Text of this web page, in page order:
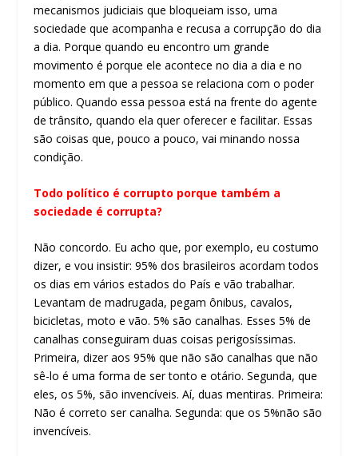
mecanismos judiciais que bloqueiam isso, uma
sociedade que acompanha e recusa a corrupção do dia
a dia. Porque quando eu encontro um grande
movimento é porque ele acontece no dia a dia e no
momento em que a pessoa se relaciona com o poder
público. Quando essa pessoa está na frente do agente
de trânsito, quando ela quer oferecer e facilitar. Essas
são coisas que, pouco a pouco, vai minando nossa
condição.
Todo político é corrupto porque também a
sociedade é corrupta?
Não concordo. Eu acho que, por exemplo, eu costumo
dizer, e vou insistir: 95% dos brasileiros acordam todos
os dias em vários estados do País e vão trabalhar.
Levantam de madrugada, pegam ônibus, cavalos,
bicicletas, moto e vão. 5% são canalhas. Esses 5% de
canalhas conseguiram duas coisas perigosíssimas.
Primeira, dizer aos 95% que não são canalhas que não
sê-lo é uma forma de ser tonto e otário. Segunda, que
eles, os 5%, são invencíveis. Aí, duas mentiras. Primeira:
Não é correto ser canalha. Segunda: que os 5%não são
invencíveis.